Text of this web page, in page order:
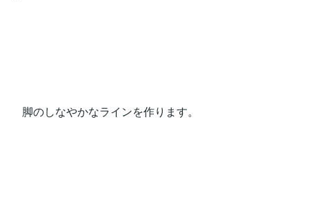
脚のしなやかなラインを作ります。